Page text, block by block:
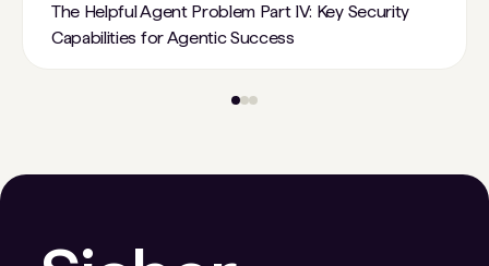
The Helpful Agent Problem Part IV: Key Security
Capabilities for Agentic Success